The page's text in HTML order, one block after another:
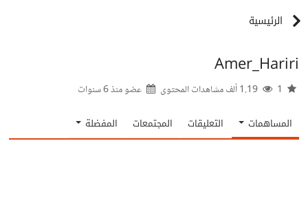
الرئيسية
Amer_Hariri
عضو منذ6 سنوات
المساهمات التعليقات المجتمعات المفضلة